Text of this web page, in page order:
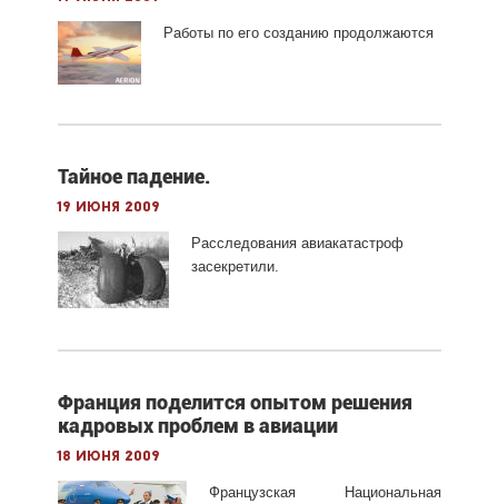
Работы по его созданию продолжаются
Тайное падение.
19 июня 2009
Расследования авиакатастроф
засекретили.
Франция поделится опытом решения
кадровых проблем в авиации
18 июня 2009
Французская Национальная